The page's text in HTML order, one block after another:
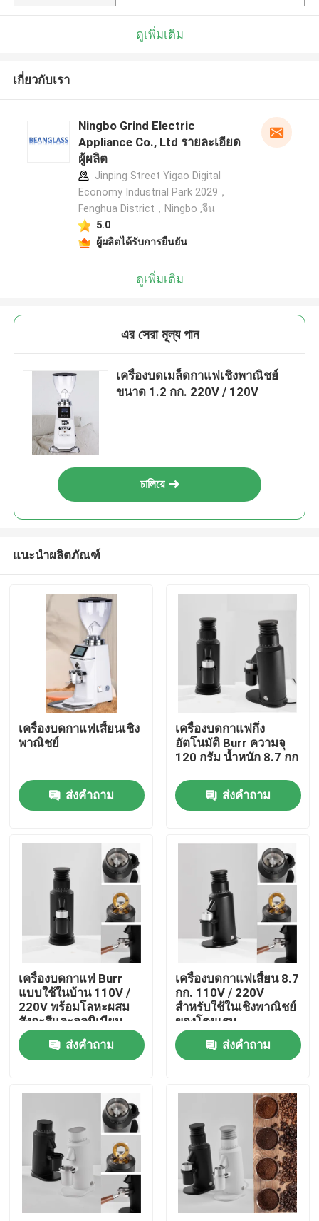
บ้าน
แสดง VR
เกี่ยวกับเรา
ทัวร์โรงงาน
ควบคุมคุณภาพ
คดี
เครื่องบดเมล็ดกาแฟ
เครื่องบดกาแฟเสี้ยน
ดูเพิ่มเติม
เกี่ยวกับเรา
Ningbo Grind Electric
Appliance Co., Ltd รายละเอียด
ผู้ผลิต
Jinping Street Yigao Digital
Economy Industrial Park 2029，
Fenghua District，Ningbo ,จีน
5.0
ผู้ผลิตได้รับการยืนยัน
ดูเพิ่มเติม
এর সেরা মূল্য পান
เครื่องบดเมล็ดกาแฟเชิงพาณิชย์
ขนาด 1.2 กก. 220V / 120V
চালিয়ে
แนะนำผลิตภัณฑ์
เครื่องบดกาแฟเสี้ยนเชิง
พาณิชย์
ส่งคำถาม
เครื่องบดกาแฟกึ่ง
อัตโนมัติ Burr ความจุ
120 กรัม น้ำหนัก 8.7 กก
ส่งคำถาม
เครื่องบดกาแฟ Burr
แบบใช้ในบ้าน 110V /
220V พร้อมโลหะผสม
สังกะสีและอลูมิเนียม
ส่งคำถาม
เครื่องบดกาแฟเสี้ยน 8.7
กก. 110V / 220V
สำหรับใช้ในเชิงพาณิชย์
ของโรงแรม
ส่งคำถาม